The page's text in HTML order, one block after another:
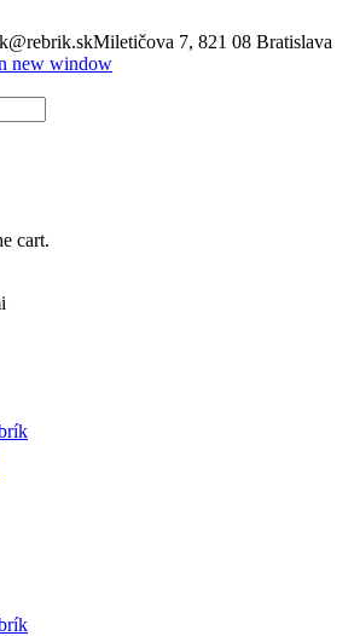
Miletičova 7, 821 08 Bratislava
new window
cart.